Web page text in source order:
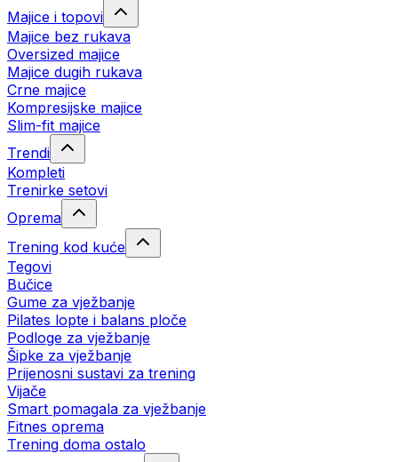
Majice i topovi
Majice bez rukava
Oversized majice
Majice dugih rukava
Crne majice
Kompresijske majice
Slim-fit majice
Trendi
Kompleti
Trenirke setovi
Oprema
Trening kod kuće
Tegovi
Bučice
Gume za vježbanje
Pilates lopte i balans ploče
Podloge za vježbanje
Šipke za vježbanje
Prijenosni sustavi za trening
Vijače
Smart pomagala za vježbanje
Fitnes oprema
Trening doma ostalo